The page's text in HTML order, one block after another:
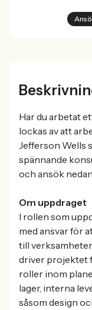
Har du arbetat
lockas av att
Jefferson Wells
spännande
och ansök
Om uppdraget
I rollen som
med ansvar för
till
driver projektet
roller inom
lager, interna
såsom design